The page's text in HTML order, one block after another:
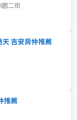
二街
吉安房仲推薦
推薦